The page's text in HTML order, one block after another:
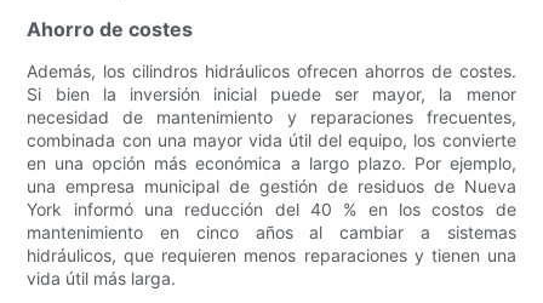
Ahorro de costes
Además, los cilindros hidráulicos ofrecen ahorros de costes.
Si bien la inversión inicial puede ser mayor, la menor
necesidad de mantenimiento y reparaciones frecuentes,
combinada con una mayor vida útil del equipo, los convierte
en una opción más económica a largo plazo. Por ejemplo,
una empresa municipal de gestión de residuos de Nueva
York informó una reducción del 40 % en los costos de
mantenimiento en cinco años al cambiar a sistemas
hidráulicos, que requieren menos reparaciones y tienen una
vida útil más larga.